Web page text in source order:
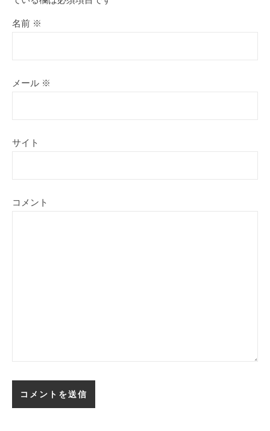
名前 ※
メール ※
サイト
コメント